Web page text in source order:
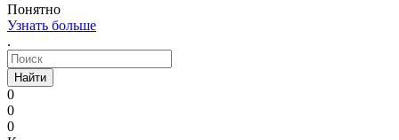
Понятно
Узнать больше
.
Найти
0
0
0